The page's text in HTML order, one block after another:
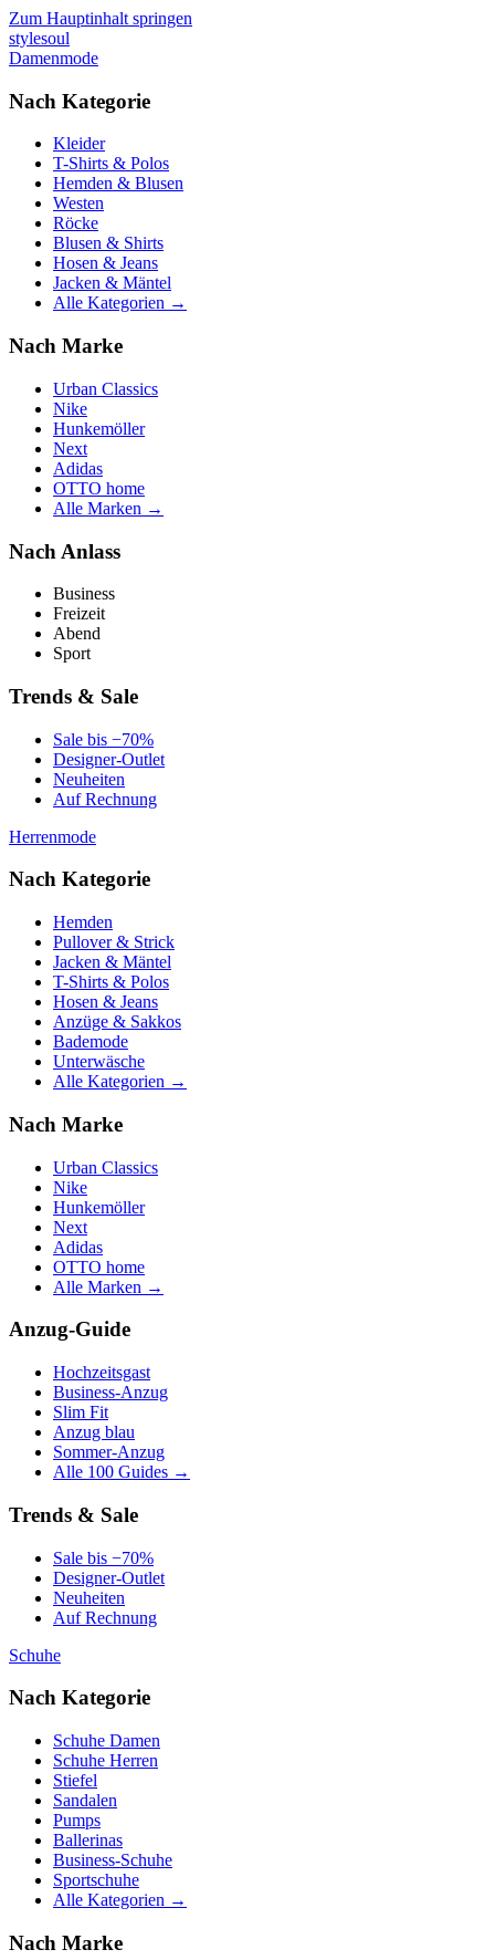
Zum Hauptinhalt springen
stylesoul
Damenmode
Nach Kategorie
Kleider
T-Shirts & Polos
Hemden & Blusen
Westen
Röcke
Blusen & Shirts
Hosen & Jeans
Jacken & Mäntel
Alle Kategorien →
Nach Marke
Urban Classics
Nike
Hunkemöller
Next
Adidas
OTTO home
Alle Marken →
Nach Anlass
Business
Freizeit
Abend
Sport
Trends & Sale
Sale bis −70%
Designer-Outlet
Neuheiten
Auf Rechnung
Herrenmode
Nach Kategorie
Hemden
Pullover & Strick
Jacken & Mäntel
T-Shirts & Polos
Hosen & Jeans
Anzüge & Sakkos
Bademode
Unterwäsche
Alle Kategorien →
Nach Marke
Urban Classics
Nike
Hunkemöller
Next
Adidas
OTTO home
Alle Marken →
Anzug-Guide
Hochzeitsgast
Business-Anzug
Slim Fit
Anzug blau
Sommer-Anzug
Alle 100 Guides →
Trends & Sale
Sale bis −70%
Designer-Outlet
Neuheiten
Auf Rechnung
Schuhe
Nach Kategorie
Schuhe Damen
Schuhe Herren
Stiefel
Sandalen
Pumps
Ballerinas
Business-Schuhe
Sportschuhe
Alle Kategorien →
Nach Marke